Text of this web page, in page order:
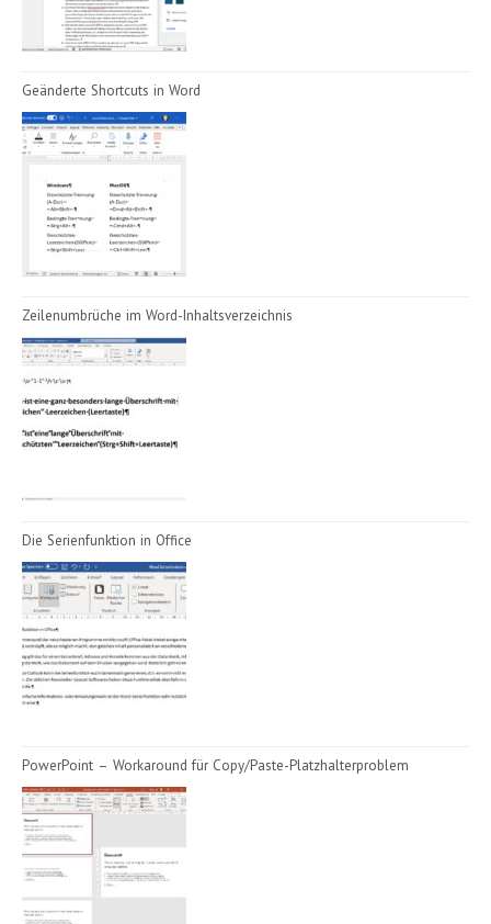
Geänderte Shortcuts in Word
Zeilenumbrüche im Word-Inhaltsverzeichnis
Die Serienfunktion in Office
PowerPoint – Workaround für Copy/Paste-Platzhalterproblem